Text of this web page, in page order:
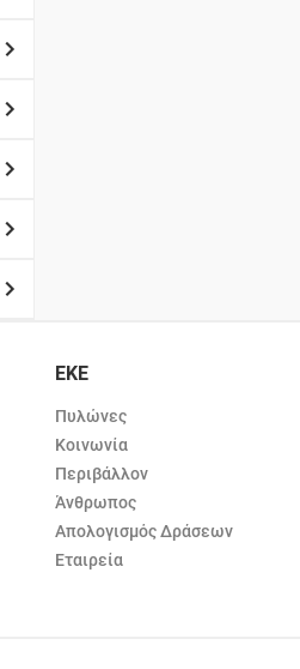
ΕΚΕ
Πυλώνες
Κοινωνία
Περιβάλλον
Άνθρωπος
Απολογισμός Δράσεων
Εταιρεία